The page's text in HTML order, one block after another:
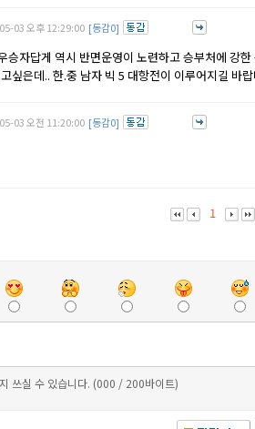
03 오후 12:29:00 [동감0]
승자답게 역시 반면운영이 노련하고 승부처에 강
싶은데.. 한.중 남자 빅 5 대항전이 이루어지길 바
03 오전 11:20:00 [동감0]
1
쓰실 수 있습니다. (000 / 200바이트)